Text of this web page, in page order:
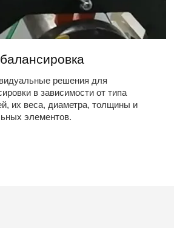
решения для
в зависимости от типа
их веса, диаметра, толщины и
элементов.